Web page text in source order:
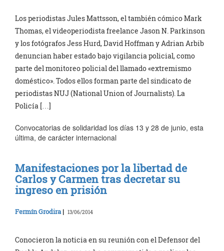
Los periodistas Jules Mattsson, el también cómico Mark
Thomas, el videoperiodista freelance Jason N. Parkinson
y los fotógrafos Jess Hurd, David Hoffman y Adrian Arbib
denuncian haber estado bajo vigilancia policial, como
parte del monitoreo policial del llamado «extremismo
doméstico». Todos ellos forman parte del sindicato de
periodistas NUJ (National Union of Journalists). La
Policía […]
Convocatorias de solidaridad los días 13 y 28 de junio, esta
última, de carácter internacional
Manifestaciones por la libertad de
Carlos y Carmen tras decretar su
ingreso en prisión
Fermín Grodira | 13/06/2014
Conocieron la noticia en su reunión con el Defensor del